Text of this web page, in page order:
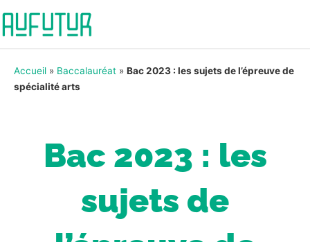
Accueil » Baccalauréat » Bac 2023 : les sujets de l’épreuve de
spécialité arts
Bac 2023 : les
sujets de